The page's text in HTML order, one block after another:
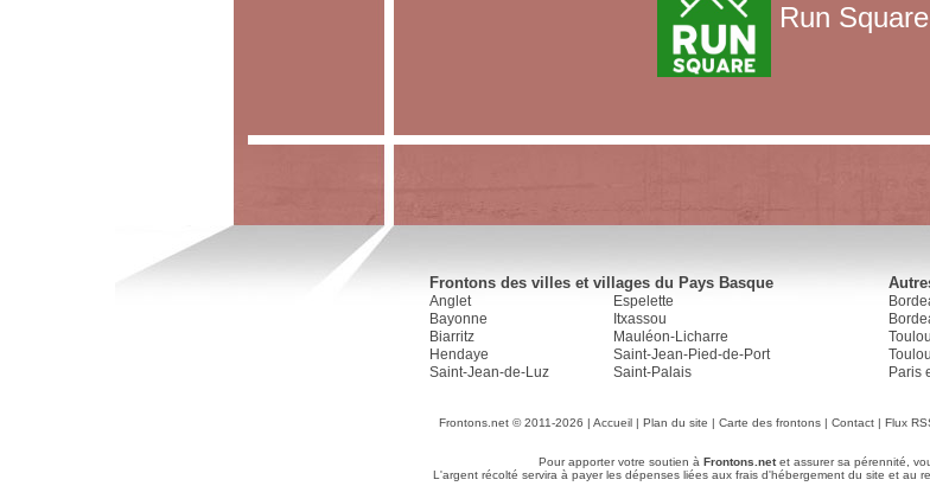
Run Square
Frontons des villes et villages du Pays Basque
Anglet
Bayonne
Biarritz
Hendaye
Saint-Jean-de-Luz
Espelette
Itxassou
Mauléon-Licharre
Saint-Jean-Pied-de-Port
Saint-Palais
Paris
Frontons.net © 2011-2026 | Accueil | Plan du site | Carte des frontons | Contact | Flux
Pour apporter votre soutien à Frontons.netet assurer sa pérennité,
L'argent récolté servira à payer les dépenses liées aux frais d'hébergement du site et au